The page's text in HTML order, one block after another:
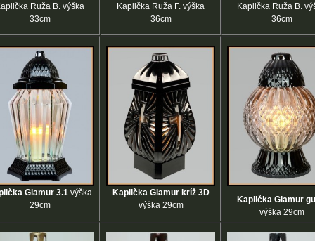
Ruža B. výška
33cm
Kaplička Ruža F. výška
36cm
Kaplička Ruža B.
36cm
Glamur 3.1 výška
29cm
Kaplička Glamur kríž 3D
výška 29cm
Kaplička Glamur
výška 29cm